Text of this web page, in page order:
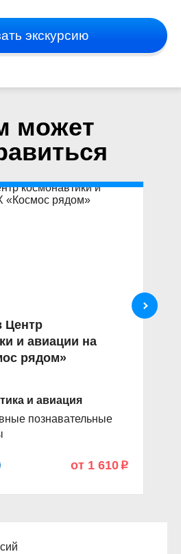
экскурсию
может
Центр
и авиации на
рядом»
и авиация
познавательные
от 1 610 p